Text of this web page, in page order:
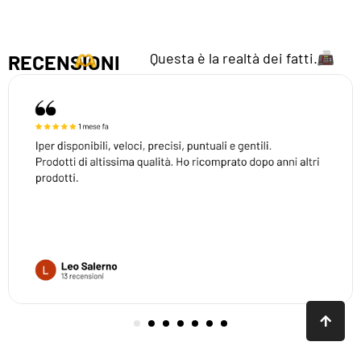
RECENSIONI Questa è la realtà dei fatti.